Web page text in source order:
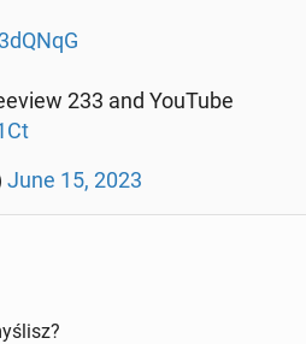
233 and YouTube
June 15, 2023